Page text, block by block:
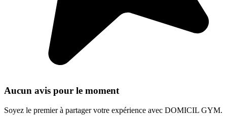
Aucun avis pour le moment
Soyez le premier à partager votre expérience avec DOMICIL GYM.